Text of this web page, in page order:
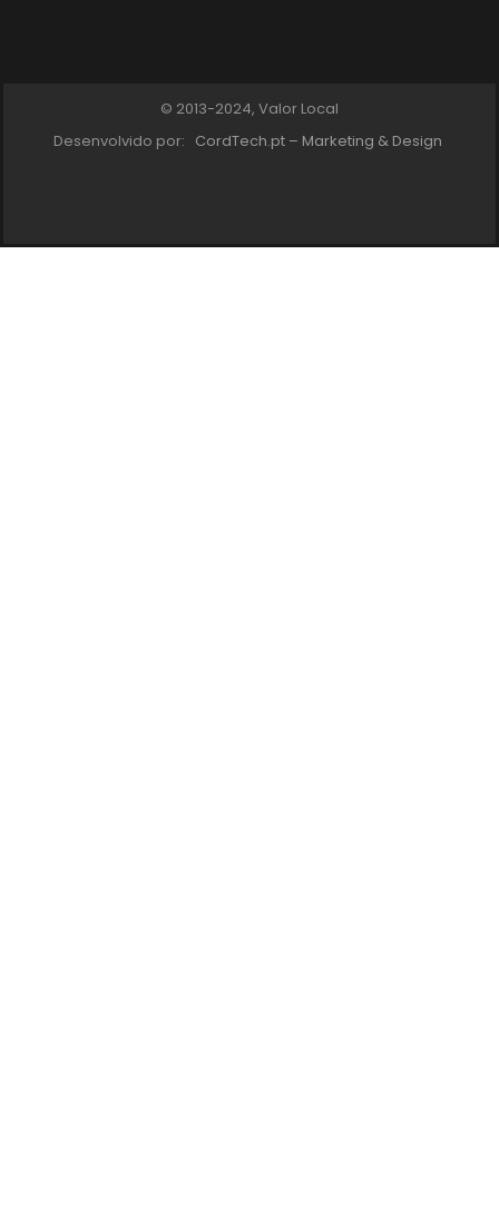
© 2013-2024, Valor Local
Desenvolvido por: CordTech.pt – Marketing & Design